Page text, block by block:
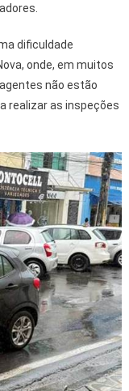
dificuldade
onde, em muitos
não estão
realizar as inspeções